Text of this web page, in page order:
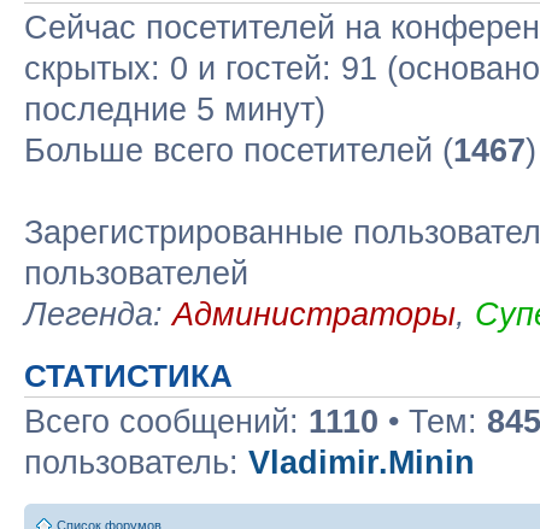
Сейчас посетителей на
скрытых: 0 и гостей: 91
последние 5 минут)
Больше всего посетителей (1467
Зарегистрированные
пользователей
Легенда:Администраторы,
СТАТИСТИКА
Всего сообщений: 1110 • Тем: 845
пользователь: Vladimir.Minin
Список форумов